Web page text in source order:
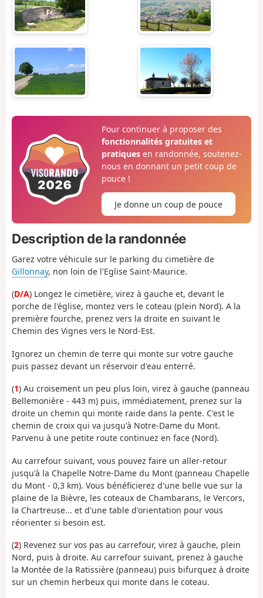
Pour continuer à proposer des
fonctionnalités gratuites et
pratiquesen randonnée, soutenez-
nous en donnant un petit coup de
pouce !
Je donne un coup de pouce
Description de la randonnée
Garez votre véhicule sur le parking du cimetière de
Gillonnay, non loin de l'Eglise Saint-Maurice.
(D/A) Longez le cimetière, virez à gauche et, devant le
porche de l'église, montez vers le coteau (plein Nord). A la
première fourche, prenez vers la droite en suivant le
Chemin des Vignes vers le Nord-Est.
Ignorez un chemin de terre qui monte sur votre gauche
puis passez devant un réservoir d'eau enterré.
(1) Au croisement un peu plus loin, virez à gauche (panneau
Bellemonière - 443 m) puis, immédiatement, prenez sur la
droite un chemin qui monte raide dans la pente. C'est le
chemin de croix qui va jusqu'à Notre-Dame du Mont.
Parvenu à une petite route continuez en face (Nord).
Au carrefour suivant, vous pouvez faire un aller-retour
jusqu'à la Chapelle Notre-Dame du Mont (panneau Chapelle
du Mont - 0,3 km). Vous bénéficierez d'une belle vue sur la
plaine de la Bièvre, les coteaux de Chambarans, le Vercors,
la Chartreuse... et d'une table d'orientation pour vous
réorienter si besoin est.
(2) Revenez sur vos pas au carrefour, virez à gauche, plein
Nord, puis à droite. Au carrefour suivant, prenez à gauche
la Montée de la Ratissière (panneau) puis bifurquez à droite
sur un chemin herbeux qui monte dans le coteau.